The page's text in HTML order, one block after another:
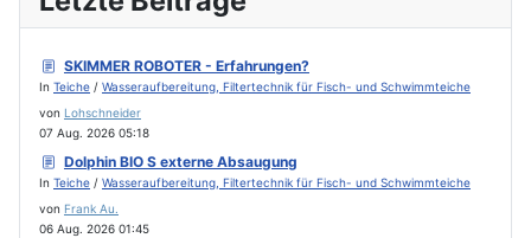
SKIMMER ROBOTER - Erfahrungen?
In Teiche / Wasseraufbereitung, Filtertechnik für Fisch- und Schwimmteiche
von Lohschneider
07 Aug. 2026 05:18
Dolphin BIO S externe Absaugung
In Teiche / Wasseraufbereitung, Filtertechnik für Fisch- und Schwimmteiche
von Frank Au.
06 Aug. 2026 01:45